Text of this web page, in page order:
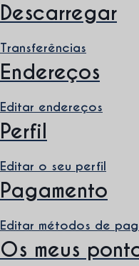
Descarregar
Transferências
Endereços
Editar endereços
Perfil
Editar o seu perfil
Pagamento
Editar métodos de
Os meus